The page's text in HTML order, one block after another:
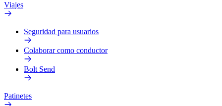
Viajes
Seguridad para usuarios
Colaborar como conductor
Bolt Send
Patinetes